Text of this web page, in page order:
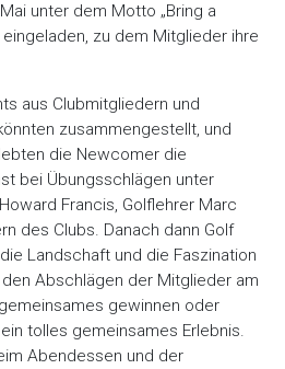
unter dem Motto „Bring a
eingeladen, zu dem Mitglieder ihre
aus Clubmitgliedern und
zusammengestellt, und
die Newcomer die
bei Übungsschlägen unter
Francis, Golflehrer Marc
des Clubs. Danach dann Golf
Landschaft und die Faszination
Abschlägen der Mitglieder am
gewinnen oder
tolles gemeinsames Erlebnis.
Abendessen und der